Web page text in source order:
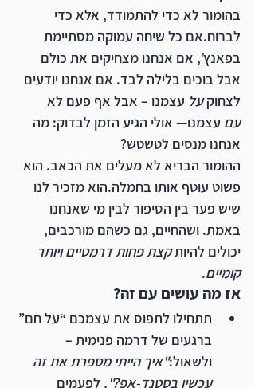
בהומור לא כדי להתמודד, אלא כדי
לברוח.אם כל שיחה עמוקה מסתיימת
בפאנץ’, אם אנחנו מצחיקים את כולם
אבל בוכים בלילה לבד. אם אנחנו יודעים
לצחוק על עצמנו – אבל אף פעם לא
עם עצמנו— אולי הגיע הזמן לבדוק: מה
אנחנו מנסים לטשטש?
ההומור הבריא לא מעלים את הכאב. הוא
פשוט עוטף אותו בחמלה.הוא מזכיר לנו
שיש פער בין הסיפור לבין מי שאנחנו
באמת. ושהחיים, גם כשהם מורכבים,
יכולים להיות קצת פחות דרמטיים ויותר
קומיים.
אז מה עושים עם זה?
תתחילו לתפוס את עצמכם “על חם”
ברגעים של דרמה פנימית –
ולשאול:"איך הייתי מספרת את זה
עכשיו בסטנד-אפ?". לפעמים